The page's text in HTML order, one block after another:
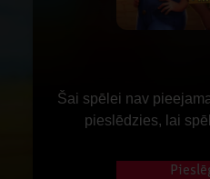
Šai spēlei nav
pieslēdzies, lai